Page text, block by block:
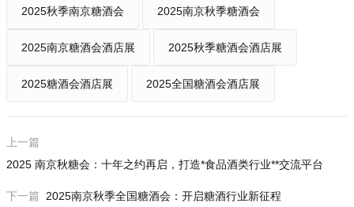
2025秋季南京糖酒会 2025南京秋季糖酒会
2025南京糖酒会酒店展 2025秋季糖酒会酒店展
2025糖酒会酒店展 2025全国糖酒会酒店展
上一篇
2025 南京秋糖会：十年之约再启，打造*食品酒类行业**交流平台
下一篇 2025南京秋季全国糖酒会：开启糖酒行业新征程